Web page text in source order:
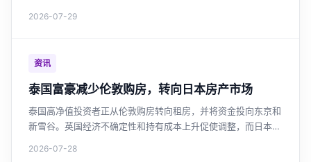
2026-07-29
资讯
泰国富豪减少伦敦购房，转向日本房产市场
泰国高净值投资者正从伦敦购房转向租房，并将资金投向东京和
新雪谷。英国经济不确定性和持有成本上升促使调整，而日本因
2026-07-28